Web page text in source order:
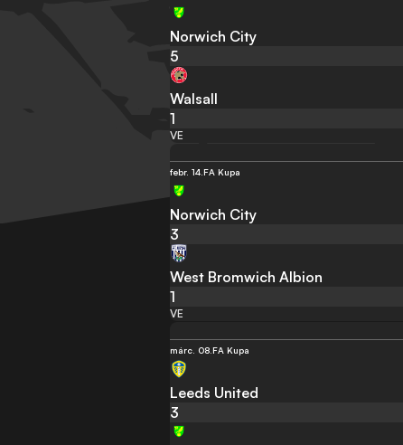
Norwich City
5
Walsall
1
VE
febr. 14.FA Kupa
Norwich City
3
West Bromwich Albion
1
VE
márc. 08.FA Kupa
Leeds United
3